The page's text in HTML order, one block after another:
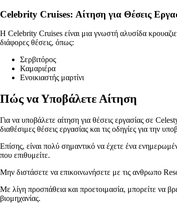
Celebrity Cruises: Αίτηση για Θέσεις
Η Celebrity Cruises είναι μια γνωστή αλυσίδα
διάφορες θέσεις, όπως:
Σερβιτόρος
Καμαριέρα
Ενοικιαστής μαρτίνι
Πώς να Υποβάλετε Αίτηση
Για να υποβάλετε αίτηση για θέσεις εργασίας σε
διαθέσιμες θέσεις εργασίας και τις οδηγίες για την
Επίσης, είναι πολύ σημαντικό να έχετε ένα
που επιθυμείτε.
Μην διστάσετε να επικοινωνήσετε με τις ανθρωπο
Με λίγη προσπάθεια και προετοιμασία, μπορείτε να
βιομηχανίας.